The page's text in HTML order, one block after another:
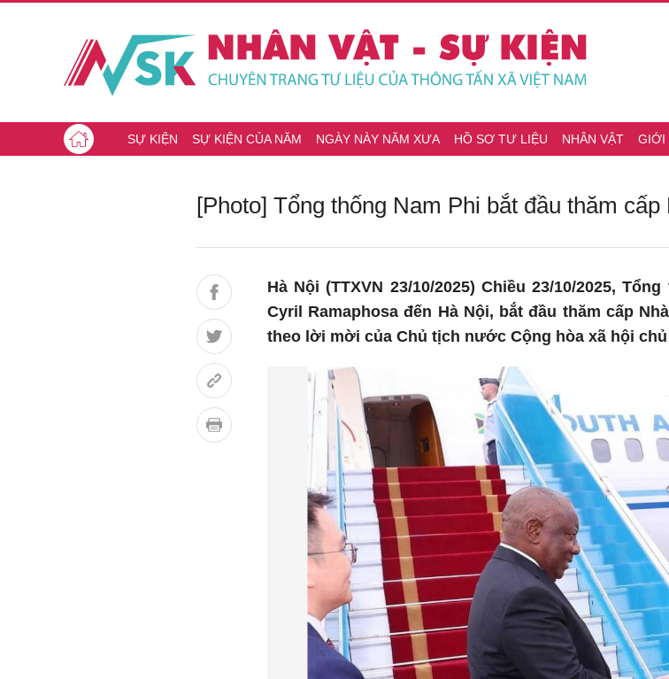
SỰ KIỆN SỰ KIỆN CỦA NĂM NGÀY NÀY NĂM XƯA HỒ SƠ TƯ LIỆU NHÂN VẬT GIỚI
[Photo] Tổng thống Nam Phi bắt đầu thăm
Hà Nội (TTXVN 23/10/2025) Chiều 23/10/2025,
Cyril Ramaphosa đến Hà Nội, bắt đầu thăm cấp
theo lời mời của Chủ tịch nước Cộng hòa xã hội